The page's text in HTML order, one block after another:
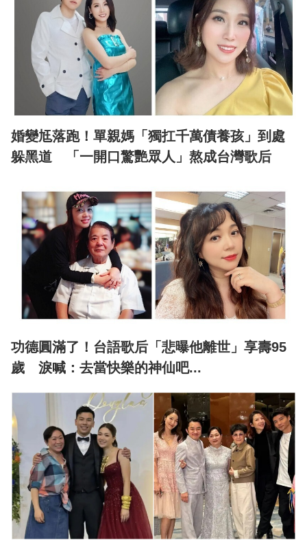
婚變尪落跑！單親媽「獨扛千萬債養孩」到處
躲黑道 「一開口驚艷眾人」熬成台灣歌后
功德圓滿了！台語歌后「悲曝他離世」享壽95
歲 淚喊：去當快樂的神仙吧...